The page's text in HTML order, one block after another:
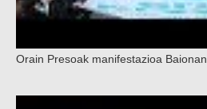
Orain Presoak manifestazioa Baionan